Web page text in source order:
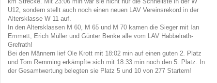
U12, sondern stellt auch noch einen neuen LAV Vereinsrekord in der
Altersklasse W 11 auf.
In den Altersklassen M 60, M 65 und M 70 kamen die Sieger mit Ian
Emmett, Erich Müller und Günter Benke alle vom LAV Habbelrath-
Grefrath!
Bei den Männern lief Ole Krott mit 18:02 min auf einen guten 2. Platz
und Tom Remming erkämpfte sich mit 18:33 min noch den 5. Platz. In
der Gesamtwertung belegten sie Platz 5 und 10 von 277 Startern!